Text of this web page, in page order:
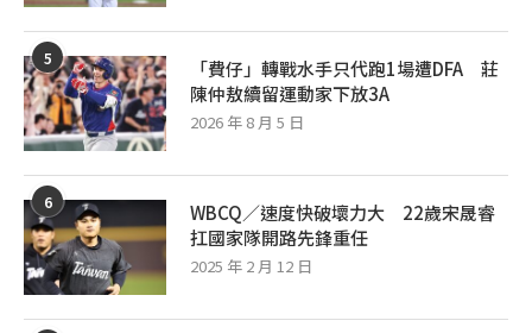
5
「費仔」轉戰水手只代跑1場遭DFA 莊
陳仲敖續留運動家下放3A
2026 年 8 月 5 日
6
WBCQ／速度快破壞力大 22歲宋晟睿
扛國家隊開路先鋒重任
2025 年 2 月 12 日